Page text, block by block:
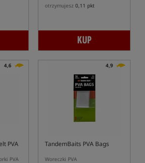
otrzymujesz 0,11 pkt
KUP
4,6
PVA
PVA
4,9
TandemBaits PVA Bags
Woreczki PVA